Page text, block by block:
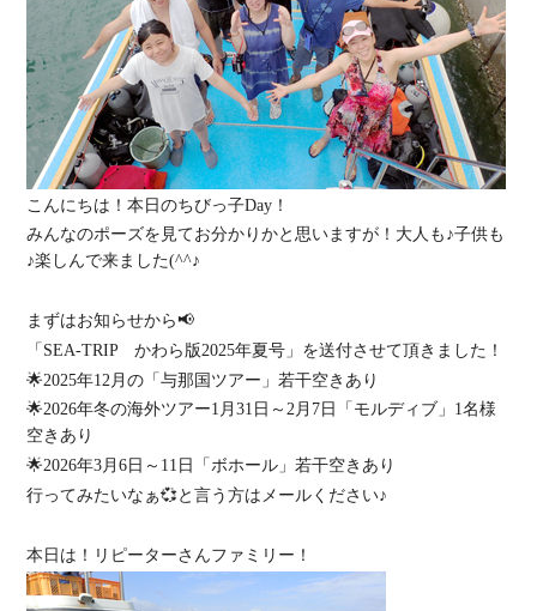
こんにちは！本日のちびっ子Day！
みんなのポーズを見てお分かりかと思いますが！大人も♪子供も
♪楽しんで来ました(^^♪
まずはお知らせから📢
「SEA-TRIP かわら版2025年夏号」を送付させて頂きました！
🌟2025年12月の「与那国ツアー」若干空きあり
🌟2026年冬の海外ツアー1月31日～2月7日「モルディブ」1名様
空きあり
🌟2026年3月6日～11日「ボホール」若干空きあり
行ってみたいなぁ💞と言う方はメールください♪
本日は！リピーターさんファミリー！